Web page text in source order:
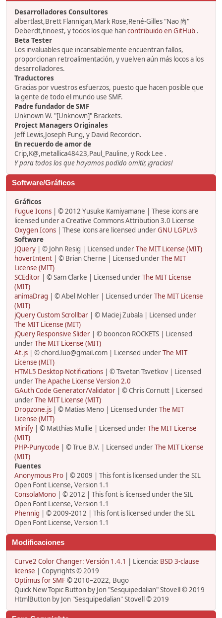
Desarrolladores Consultores
albertlast,Brett Flannigan,Mark Rose,René-Gilles "Nao 尚"
Deberdt,tinoest, y todos los que hancontribuido en GitHub .
Beta Tester
Los invaluables que incansablemente encuentran fallos,
proporcionan retroalimentación, y vuelven aún más locos a los
desarrolladores.
Traductores
Gracias por vuestros esfuerzos, puesto que hacen posible que
la gente de todo el mundo use SMF.
Padre fundador de SMF
Unknown W. "[Unknown]" Brackets.
Project Managers Originales
Jeff Lewis,Joseph Fung, y David Recordon.
En recuerdo de amor de
Crip,K@,metallica48423,Paul_Pauline, y Rock Lee .
Y para todos los que hayamos podido omitir, ¡gracias!
Software/Gráficos
Gráficos
Fugue Icons | © 2012 Yusuke Kamiyamane | These icons are
licensed under a Creative Commons Attribution 3.0 License
Oxygen Icons | These icons are licensed underGNU LGPLv3
Software
JQuery | © John Resig | Licensed underThe MIT License (MIT)
hoverIntent | © Brian Cherne | Licensed underThe MIT
License (MIT)
SCEditor | © Sam Clarke | Licensed underThe MIT License
(MIT)
animaDrag | © Abel Mohler | Licensed underThe MIT License
(MIT)
jQuery Custom Scrollbar | © Maciej Zubala | Licensed under
The MIT License (MIT)
jQuery Responsive Slider | © booncon ROCKETS | Licensed
underThe MIT License (MIT)
At.js | © chord.luo@gmail.com | Licensed underThe MIT
License (MIT)
HTML5 Desktop Notifications | © Tsvetan Tsvetkov | Licensed
underThe Apache License Version 2.0
GAuth Code Generator/Validator | © Chris Cornutt | Licensed
underThe MIT License (MIT)
Dropzone.js | © Matias Meno | Licensed underThe MIT
License (MIT)
Minify | © Matthias Mullie | Licensed underThe MIT License
(MIT)
PHP-Punycode | © True B.V. | Licensed underThe MIT License
(MIT)
Fuentes
Anonymous Pro | © 2009 | This font is licensed under the SIL
Open Font License, Version 1.1
ConsolaMono | © 2012 | This font is licensed under the SIL
Open Font License, Version 1.1
Phennig | © 2009-2012 | This font is licensed under the SIL
Open Font License, Version 1.1
Modificaciones
Curve2 Color Changer: Versión 1.4.1 | Licencia: BSD 3-clause
license | Copyrights © 2019
Optimus for SMF© 2010–2022, Bugo
Quick New Topic Button by Jon "Sesquipedalian" Stovell © 2019
HtmlButton by Jon "Sesquipedalian" Stovell © 2019